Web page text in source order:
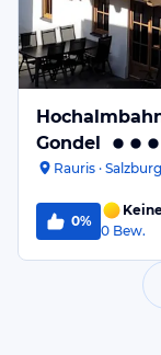
Gondel
Rauris ·
0%
0 Bew.